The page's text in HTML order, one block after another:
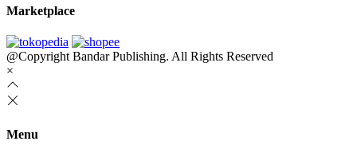
Marketplace
@Copyright Bandar Publishing. All Rights Reserved
×
Menu